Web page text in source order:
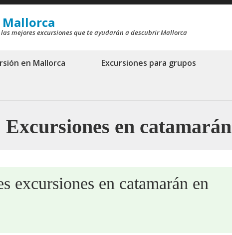
Mallorca
mejores excursiones que te ayudarán a descubrir Mallorca
en Mallorca Excursiones para grupos
Excursiones en catamarán
excursiones en catamarán en